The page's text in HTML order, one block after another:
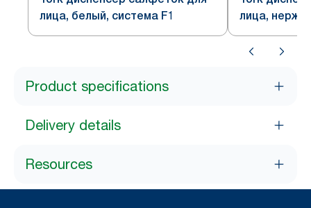
лица, белый, система F1
лица,
система F1
Product specifications
Delivery details
Resources